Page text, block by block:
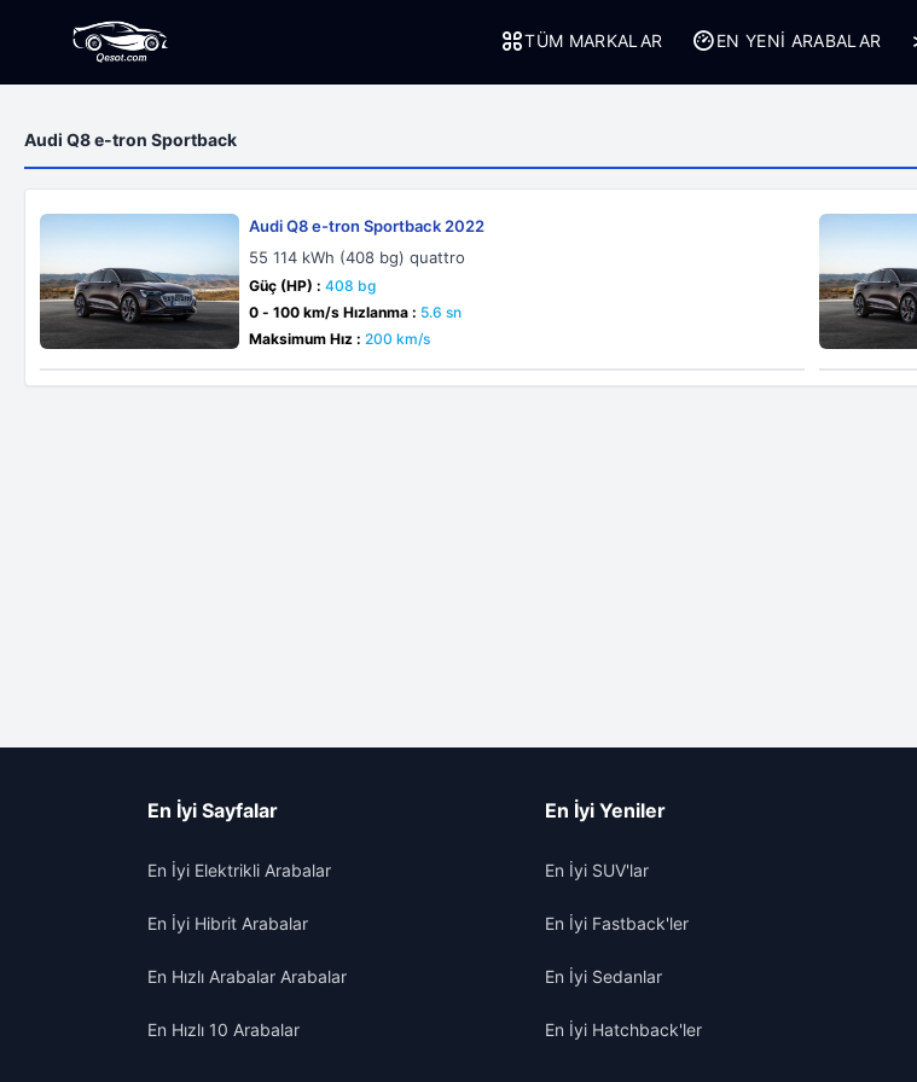
TÜM MARKALAR EN YENI ARABALAR
Audi Q8 e-tron Sportback
Audi Q8 e-tron Sportback 2022
55 114 kWh (408 bg) quattro
Güç (HP) : 408 bg
0 - 100 km/s Hızlanma : 5.6 sn
Maksimum Hız : 200 km/s
En İyi Sayfalar
En İyi Elektrikli Arabalar
En İyi Hibrit Arabalar
En Hızlı Arabalar Arabalar
En Hızlı 10 Arabalar
En İyi Yeniler
En İyi SUV'lar
En İyi Fastback'ler
En İyi Sedanlar
En İyi Hatchback'ler